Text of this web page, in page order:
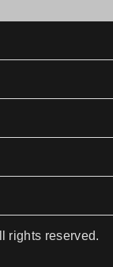
rights reserved.